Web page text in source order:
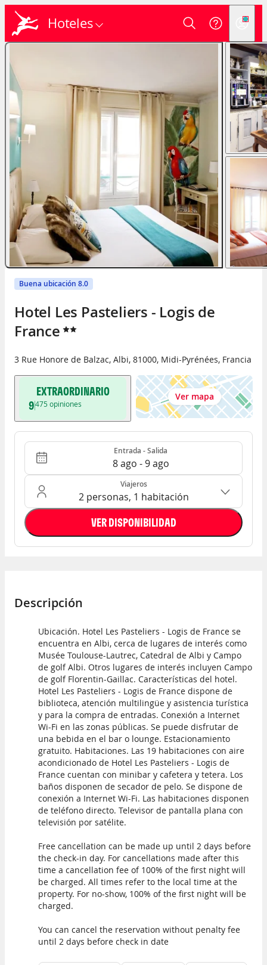
Hoteles
Buena ubicación 8.0
Hotel Les Pasteliers - Logis de
France
3 Rue Honore de Balzac, Albi, 81000, Midi-Pyrénées, Francia
EXTRAORDINARIO
9475 opiniones
Ver mapa
Entrada - Salida Entrada - Salida
8 ago - 9 ago
Ocupación: 2 personas, 1 habitación
Viajeros
2 personas, 1 habitación
VER DISPONIBILIDAD
Descripción
Ubicación. Hotel Les Pasteliers - Logis de France se
encuentra en Albi, cerca de lugares de interés como
Musée Toulouse-Lautrec, Catedral de Albi y Campo
de golf Albi. Otros lugares de interés incluyen Campo
de golf Florentin-Gaillac. Características del hotel.
Hotel Les Pasteliers - Logis de France dispone de
biblioteca, atención multilingüe y asistencia turística
y para la compra de entradas. Conexión a Internet
Wi-Fi en las zonas públicas. Se puede disfrutar de
una bebida en el bar o lounge. Estacionamiento
gratuito. Habitaciones. Las 19 habitaciones con aire
acondicionado de Hotel Les Pasteliers - Logis de
France cuentan con minibar y cafetera y tetera. Los
baños disponen de secador de pelo. Se dispone de
conexión a Internet Wi-Fi. Las habitaciones disponen
de teléfono directo. Televisor de pantalla plana con
televisión por satélite.
Free cancellation can be made up until 2 days before
the check-in day. For cancellations made after this
time a cancellation fee of 100% of the first night will
be charged. All times refer to the local time at the
property. For no-show, 100% of the first night will be
charged.
You can cancel the reservation without penalty fee
until 2 days before check in date